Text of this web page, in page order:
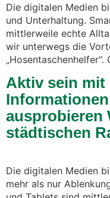
Die digitalen Medien
und Unterhaltung.
mittlerweile echte
wir unterwegs die
Aktiv sein mit
ausprobieren
städtischen
Die digitalen Medien
mehr als nur